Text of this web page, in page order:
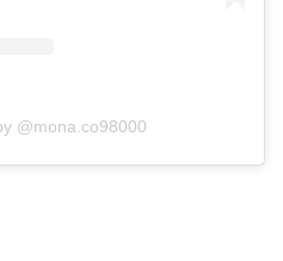
@mona.co98000